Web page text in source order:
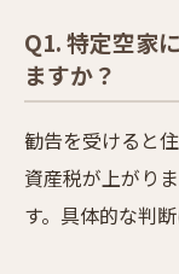
Q1. 特定空家
ますか？
勧告を受けると
資産税が上がり
す。具体的な判